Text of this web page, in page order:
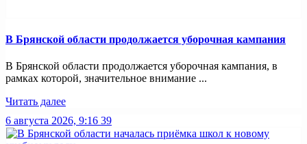
В Брянской области продолжается уборочная кампания
В Брянской области продолжается уборочная кампания, в
рамках которой, значительное внимание ...
Читать далее
6 августа 2026, 9:16 39